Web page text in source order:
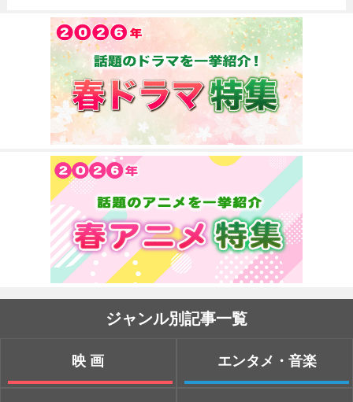
ジャンル別記事一覧
映画 エンタメ・音楽